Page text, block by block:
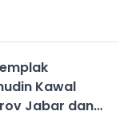
Kawal
Jabar dan